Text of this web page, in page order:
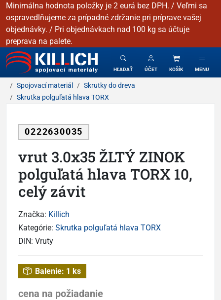
Minimálna hodnota položky je 2 eurá bez DPH. / Veľmi sa
ospravedlňujeme za prípadné zdržanie pri príprave vašej
objednávky. / Pri objednávkach nad 100 kg sa účtuje
preprava na palete.
KILLICH - Spojovacie materiály
HĽADAŤ ÚČET KOŠÍK MENU
Spojovací materiál
Skrutky do dreva
Skrutka polguľatá hlava TORX
0222630035
vrut 3.0x35 ŽLTÝ ZINOK
polguľatá hlava TORX 10,
celý závit
Značka: Killich
Kategórie: Skrutka polguľatá hlava TORX
DIN: Vruty
Balenie: 1 ks
cena na požiadanie